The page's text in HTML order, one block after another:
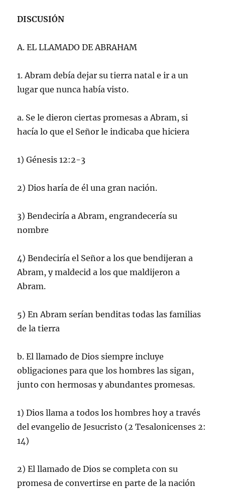
DISCUSIÓN
A. EL LLAMADO DE ABRAHAM
1. Abram debía dejar su tierra natal e ir a un
lugar que nunca había visto.
a. Se le dieron ciertas promesas a Abram, si
hacía lo que el Señor le indicaba que hiciera
1) Génesis 12:2-3
2) Dios haría de él una gran nación.
3) Bendeciría a Abram, engrandecería su
nombre
4) Bendeciría el Señor a los que bendijeran a
Abram, y maldecid a los que maldijeron a
Abram.
5) En Abram serían benditas todas las familias
de la tierra
b. El llamado de Dios siempre incluye
obligaciones para que los hombres las sigan,
junto con hermosas y abundantes promesas.
1) Dios llama a todos los hombres hoy a través
del evangelio de Jesucristo (2 Tesalonicenses 2:
14)
2) El llamado de Dios se completa con su
promesa de convertirse en parte de la nación